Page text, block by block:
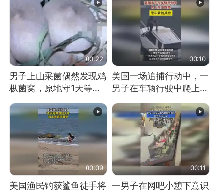
00:22
男子上山采菌偶然发现鸡
枞菌窝，原地守1天等它
00:10
美国一场追捕行动中，一
男子在车辆行驶中爬上车
00:09
美国渔民钓获鲨鱼徒手将
00:11
一男子在网吧小憩下意识